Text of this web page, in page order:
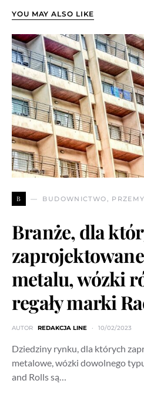
YOU MAY ALSO LIKE
B BUDOWNICTWO,
Branże, dla
metalu, wózki
regały marki
AUTOR REDAKCJA LINE 10/02/2023
Dziedziny rynku, dla których
metalowe, wózki dowolnego
and Rolls są…